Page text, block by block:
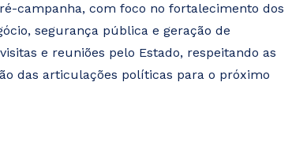
campanha, com foco no fortalecimento dos
segurança pública e geração de
e reuniões pelo Estado, respeitando as
das articulações políticas para o próximo